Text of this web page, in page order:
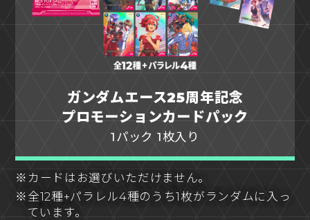
ガンダムエース25周年記念
プロモーションカードパック
1パック 1枚入り
※カードはお選びいただけません。
※全12種+パラレル4種のうち1枚がランダムに入っ
ています。